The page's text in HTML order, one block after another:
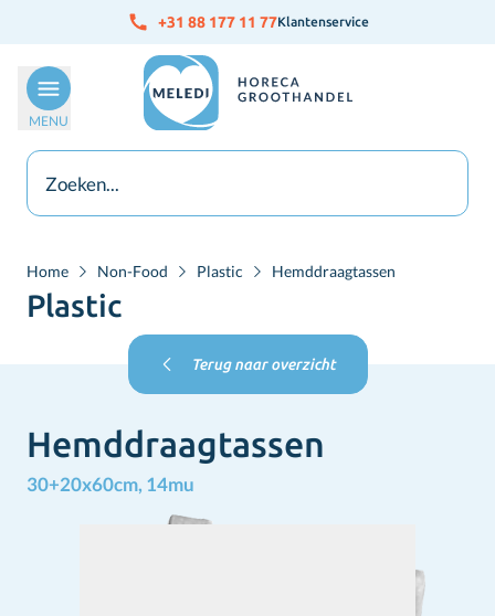
Ga naar de inhoud +31 88 177 11 77Klantenservice
MENU
Home Non-Food Plastic Hemddraagtassen
Plastic
Terug naar overzicht
Hemddraagtassen
30+20x60cm, 14mu